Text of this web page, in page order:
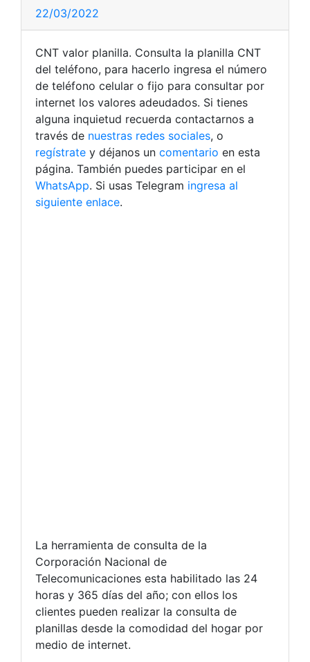
22/03/2022
CNT valor planilla. Consulta la planilla CNT
del teléfono, para hacerlo ingresa el número
de teléfono celular o fijo para consultar por
internet los valores adeudados. Si tienes
alguna inquietud recuerda contactarnos a
través de nuestras redes sociales, o
regístrate y déjanos un comentario en esta
página. También puedes participar en el
WhatsApp. Si usas Telegram ingresa al
siguiente enlace.
La herramienta de consulta de la
Corporación Nacional de
Telecomunicaciones esta habilitado las 24
horas y 365 días del año; con ellos los
clientes pueden realizar la consulta de
planillas desde la comodidad del hogar por
medio de internet.